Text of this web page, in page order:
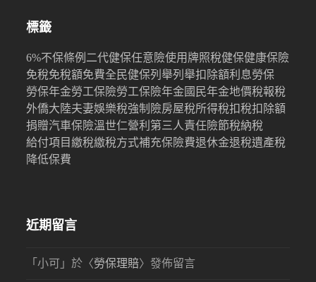
標籤
6%不保條例 二代健保任意險使用牌照稅健保健康保險
免稅免稅額免費全民健保列舉列舉扣除額利息勞保
勞保年金勞工保險勞工保險年金國民年金地價稅報稅
外僑大陸夫妻娛樂稅強制險房屋稅所得稅扣稅扣除額
捐贈汽車保險溫世仁營利 第三人責任險節稅納稅
給付項目繳稅繳稅方式補充保險費退休金退稅遺產稅
降低保費
近期留言
「小可 」於〈勞保理賠〉發佈留言